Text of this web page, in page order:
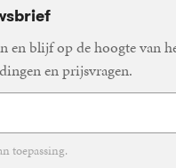
en blijf op de hoogte van
en prijsvragen.
toepassing.